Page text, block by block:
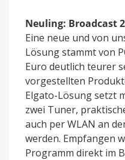
Neuling: Broadcast
Eine neue und von
Lösung stammt von
Euro deutlich teurer
vorgestellten
Elgato-Lösung setzt
zwei Tuner,
auch per WLAN an
werden. Empfangen
Programm direkt im